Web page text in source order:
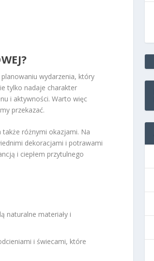
wydarzenia, który
tylko nadaje charakter
i aktywności. Warto więc
przekazać.
także różnymi okazjami. Na
dekoracjami i potrawami
i ciepłem przytulnego
naturalne materiały i
i świecami, które